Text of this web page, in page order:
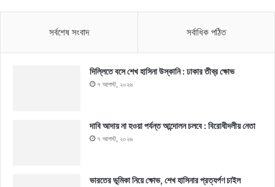
সর্বশেষ সংবাদ সর্বাধিক পঠিত
দিল্লিতে বসে শেখ হাসিনা উস্কানি : ঢাকার তীব্র ক্ষোভ
৭ আগস্ট, ২০২৬
দাবি আদায় না হওয়া পর্যন্ত আন্দোলন চলবে : বিরোধীদলীয় নেতা
৭ আগস্ট, ২০২৬
ভারতের ভূমিকা নিয়ে ক্ষোভ, শেখ হাসিনার প্রত্যর্পণ চাইল